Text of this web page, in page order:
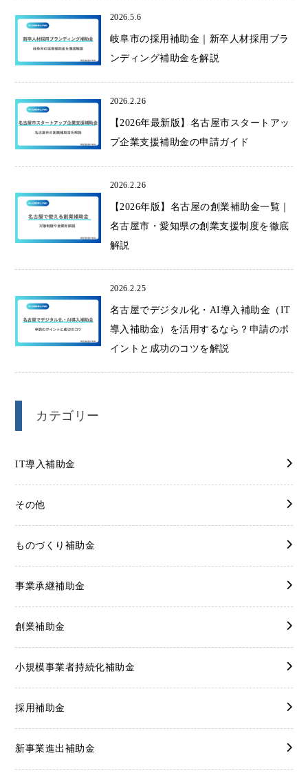
2026.5.6
岐阜市の採用補助金｜新卒人材採用ブラ
ンディング補助金を解説
2026.2.26
【2026年最新版】名古屋市スタートアッ
プ企業支援補助金の申請ガイド
2026.2.26
【2026年版】名古屋の創業補助金一覧｜
名古屋市・愛知県の創業支援制度を徹底
解説
2026.2.25
名古屋でデジタル化・AI導入補助金（IT
導入補助金）を活用するなら？申請のポ
イントと成功のコツを解説
カテゴリー
IT導入補助金
その他
ものづくり補助金
事業承継補助金
創業補助金
小規模事業者持続化補助金
採用補助金
新事業進出補助金